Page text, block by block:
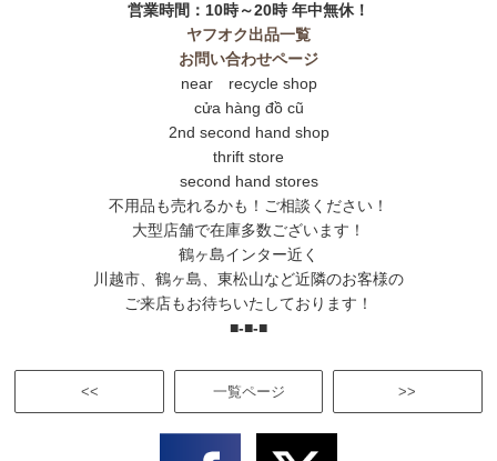
営業時間：10時～20時 年中無休！
ヤフオク出品一覧
お問い合わせページ
near recycle shop
cửa hàng đồ cũ
2nd second hand shop
thrift store
second hand stores
不用品も売れるかも！ご相談ください！
大型店舗で在庫多数ございます！
鶴ヶ島インター近く
川越市、鶴ヶ島、東松山など近隣のお客様の
ご来店もお待ちいたしております！
■-■-■
<< >>
一覧ページ